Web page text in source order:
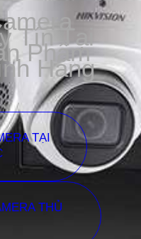
Tín Tại
Phẩm
Hãng
TẠI
THỦ